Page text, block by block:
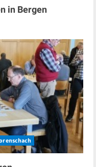
in Bergen